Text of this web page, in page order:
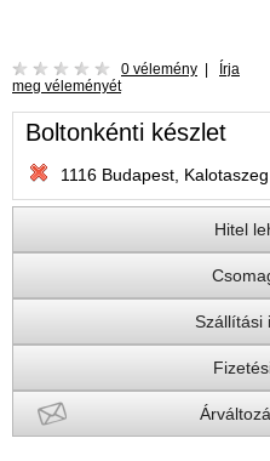
0 vélemény | Írja
meg véleményét
Boltonkénti készlet
1116 Budapest, Kalotaszeg
Hitel
Szállítási